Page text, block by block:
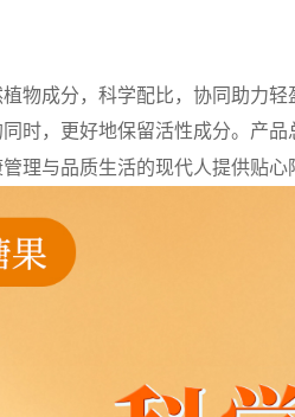
物成分，科学配比，协同助力
时，更好地保留活性成分。产品
理与品质生活的现代人提供贴心